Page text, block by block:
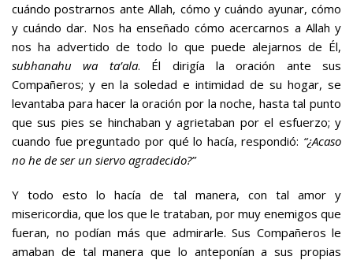
cuándo postrarnos ante Allah, cómo y cuándo ayunar, cómo
y cuándo dar. Nos ha enseñado cómo acercarnos a Allah y
nos ha advertido de todo lo que puede alejarnos de Él,
subhanahu wa ta’ala. Él dirigía la oración ante sus
Compañeros; y en la soledad e intimidad de su hogar, se
levantaba para hacer la oración por la noche, hasta tal punto
que sus pies se hinchaban y agrietaban por el esfuerzo; y
cuando fue preguntado por qué lo hacía, respondió: “¿Acaso
no he de ser un siervo agradecido?”
Y todo esto lo hacía de tal manera, con tal amor y
misericordia, que los que le trataban, por muy enemigos que
fueran, no podían más que admirarle. Sus Compañeros le
amaban de tal manera que lo anteponían a sus propias